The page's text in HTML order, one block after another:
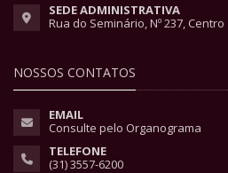
SEDE ADMINISTRATIVA
Rua do Seminário, Nº 237, Centro
NOSSOS CONTATOS
EMAIL
Consulte pelo Organograma
TELEFONE
(31) 3557-6200